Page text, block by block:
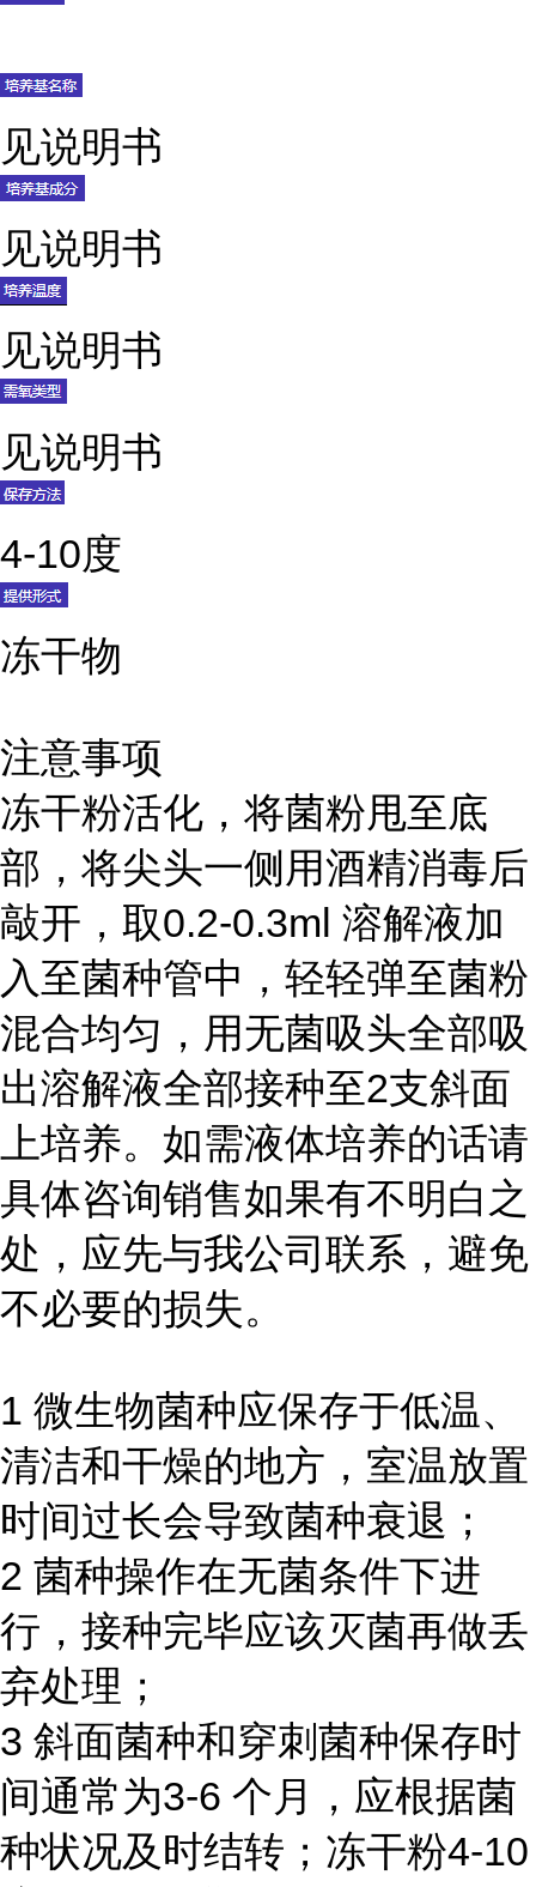
见说明书
见说明书
见说明书
见说明书
4-10度
冻干物
注意事项
冻干粉活化，将菌粉甩至底
部，将尖头一侧用酒精消毒后
敲开，取0.2-0.3ml 溶解液加
入至菌种管中，轻轻弹至菌粉
混合均匀，用无菌吸头全部吸
出溶解液全部接种至2支斜面
上培养。如需液体培养的话请
具体咨询销售如果有不明白之
处，应先与我公司联系，避免
不必要的损失。
1 微生物菌种应保存于低温、
清洁和干燥的地方，室温放置
时间过长会导致菌种衰退；
2 菌种操作在无菌条件下进
行，接种完毕应该灭菌再做丢
弃处理；
3 斜面菌种和穿刺菌种保存时
间通常为3-6 个月，应根据菌
种状况及时结转；冻干粉4-10